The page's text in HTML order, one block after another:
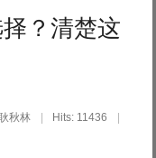
？清楚这
秋林
Hits: 11436